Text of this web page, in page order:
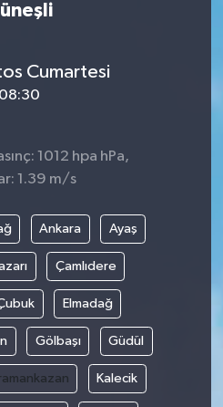
Cumartesi
08:30
1012 hpa hPa,
1.39 m/s
Ankara Ayaş
Çamlıdere
Elmadağ
Gölbaşı Güdül
Kalecik